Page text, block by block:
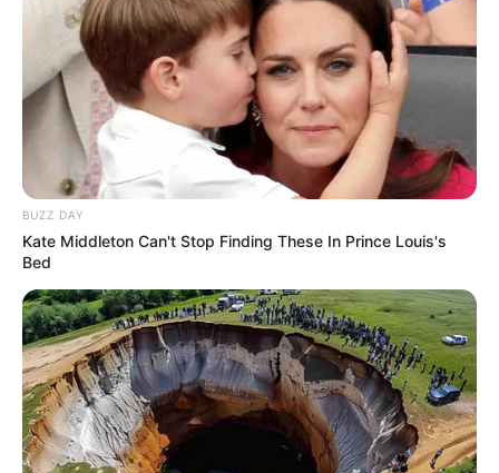
BUZZ DAY
Kate Middleton Can't Stop Finding These In Prince Louis's
Bed